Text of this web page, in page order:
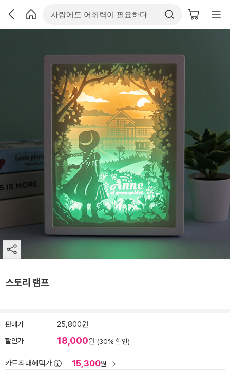
스토리 램프
판매가 25,800원
할인가 18,000원 (30% 할인)
카드최대혜택가 15,300원